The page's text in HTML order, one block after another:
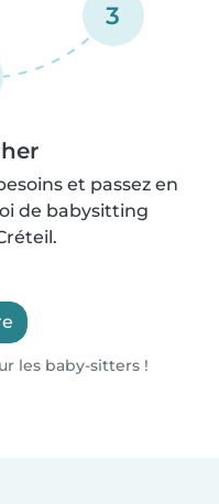
3
et passez en
de babysitting
les baby-sitters !